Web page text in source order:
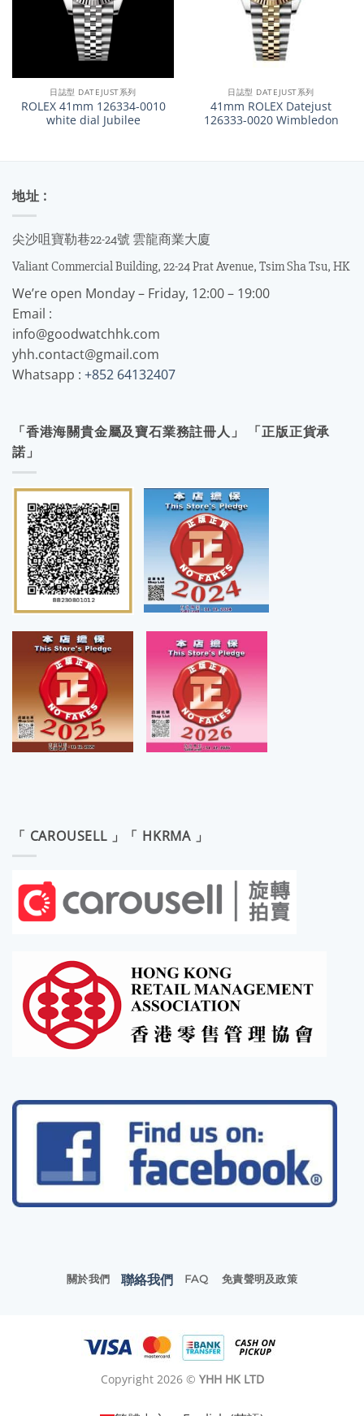
日誌型 DATEJUST系列
ROLEX 41mm 126334-0010
white dial Jubilee
日誌型 DATEJUST系列
41mm ROLEX Datejust
126333-0020 Wimbledon
地址 :
尖沙咀寶勒巷22-24號 雲龍商業大廈
Valiant Commercial Building, 22-24 Prat Avenue, Tsim Sha Tsu, HK
We’re open Monday – Friday, 12:00 – 19:00
Email :
info@goodwatchhk.com
yhh.contact@gmail.com
Whatsapp : +852 64132407
「香港海關貴金屬及寶石業務註冊人」 「正版正貨承
諾」
「 CAROUSELL 」「 HKRMA 」
關於我們 聯絡我們 FAQ 免責聲明及政策
Copyright 2026 © YHH HK LTD